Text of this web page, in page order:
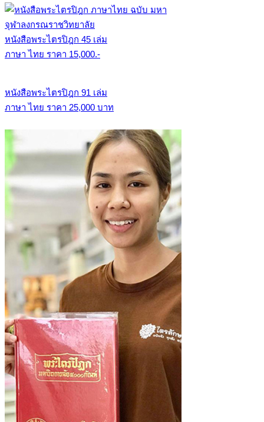
หนังสือพระไตรปิฎก 45 เล่ม
ภาษา ไทย ราคา 15,000.-
หนังสือพระไตรปิฎก 91 เล่ม
ภาษา ไทย ราคา 25,000 บาท